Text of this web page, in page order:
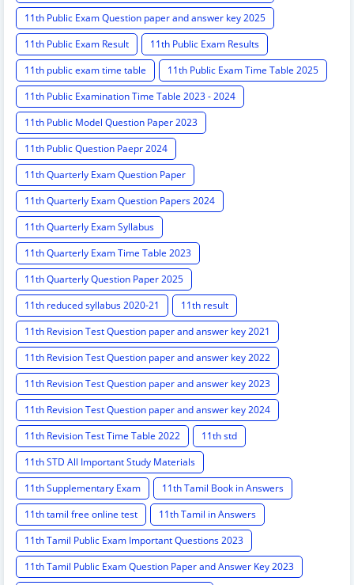
11th Public Exam Question paper and answer key 2025
11th Public Exam Result
11th Public Exam Results
11th public exam time table
11th Public Exam Time Table 2025
11th Public Examination Time Table 2023 - 2024
11th Public Model Question Paper 2023
11th Public Question Paepr 2024
11th Quarterly Exam Question Paper
11th Quarterly Exam Question Papers 2024
11th Quarterly Exam Syllabus
11th Quarterly Exam Time Table 2023
11th Quarterly Question Paper 2025
11th reduced syllabus 2020-21
11th result
11th Revision Test Question paper and answer key 2021
11th Revision Test Question paper and answer key 2022
11th Revision Test Question paper and answer key 2023
11th Revision Test Question paper and answer key 2024
11th Revision Test Time Table 2022
11th std
11th STD All Important Study Materials
11th Supplementary Exam
11th Tamil Book in Answers
11th tamil free online test
11th Tamil in Answers
11th Tamil Public Exam Important Questions 2023
11th Tamil Public Exam Question Paper and Answer Key 2023